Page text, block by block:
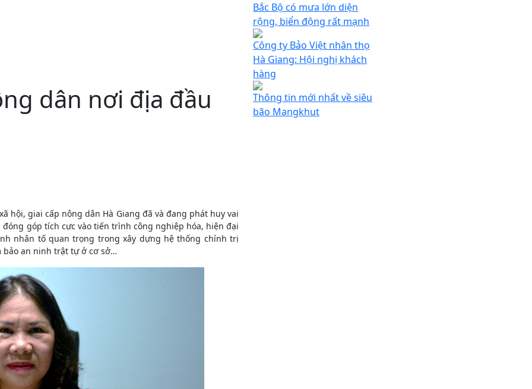
dân nơi địa đầu
hội, giai cấp nông dân Hà Giang đã và đang phát huy vai
góp tích cực vào tiến trình công nghiệp hóa, hiện đại
nhân tố quan trọng trong xây dựng hệ thống chính trị
bảo an ninh trật tự ở cơ sở…
Bắc Bộ có mưa lớn diện
rộng, biển động rất mạnh
Công ty Bảo Việt nhân thọ
Hà Giang: Hội nghị khách
hàng
Thông tin mới nhất về siêu
bão Mangkhut